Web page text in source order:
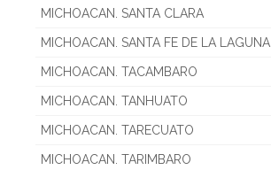
MICHOACAN. SANTA CLARA
MICHOACAN. SANTA FE DE LA LAGUNA
MICHOACAN. TACAMBARO
MICHOACAN. TANHUATO
MICHOACAN. TARECUATO
MICHOACAN. TARIMBARO